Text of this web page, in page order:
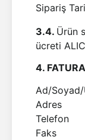
Sipariş
3.4. Ürün
ücreti
4.
Ad/
Adres
Telefon
Faks